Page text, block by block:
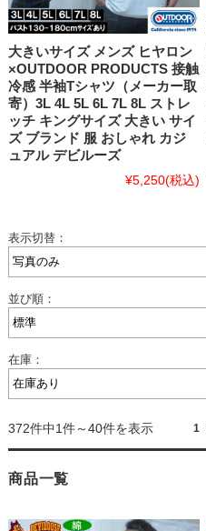
大きいサイズ メンズ ヒヤロン
×OUTDOOR PRODUCTS 接触
冷感 半袖Tシャツ（メーカー取
寄）3L 4L 5L 6L 7L 8L ストレ
ッチ キングサイズ 大きい サイ
ズ ブランド 服 おしゃれ カジ
ュアル デビルーズ
¥5,250(税込)
表示切替：
並び順：
在庫：
372件中1件～40件を表示 1
商品一覧